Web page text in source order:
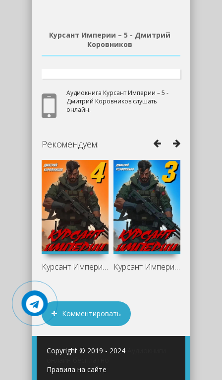
Курсант Империи – 5 - Дмитрий
Коровников
Аудиокнига Курсант Империи – 5 -
Дмитрий Коровников слушать
онлайн.
Рекомендуем:
Курсант Империи – 4 - Дмитрий Коровников Курсант Империи – 3 - Дмитрий Коровников
Комментировать
Copyright © 2019 - 2024
Правила на сайте